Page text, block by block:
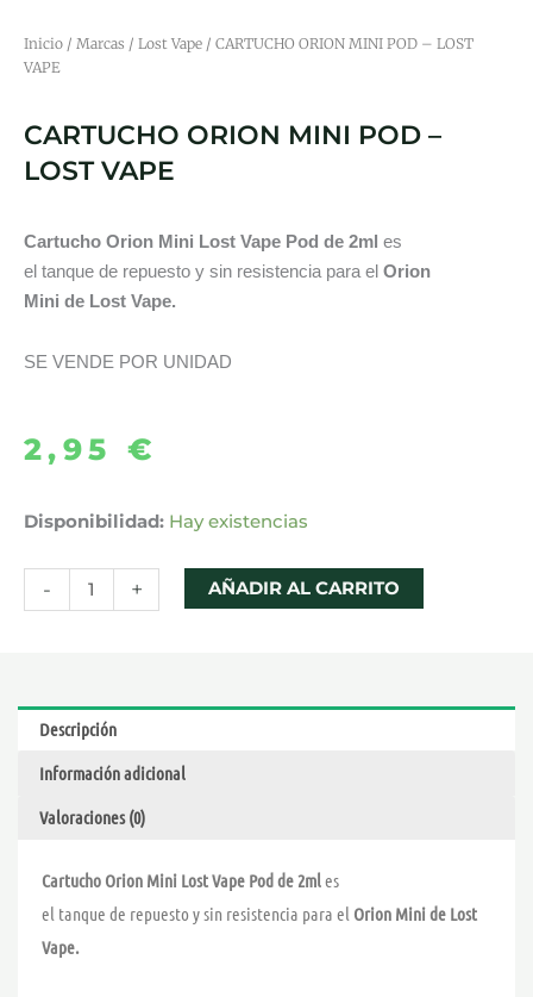
Inicio / Marcas / Lost Vape / CARTUCHO ORION MINI POD – LOST
VAPE
CARTUCHO ORION MINI POD –
LOST VAPE
Cartucho Orion Mini Lost Vape Pod de 2ml es
el tanque de repuesto y sin resistencia para el Orion
Mini de Lost Vape.
SE VENDE POR UNIDAD
2,95 €
Disponibilidad: Hay existencias
-
CARTUCHO
MINI
POD
VAPE
cantidad
+ AÑADIR AL CARRITO
Descripción
Información adicional
Valoraciones (0)
Cartucho Orion Mini Lost Vape Pod de 2mles
el tanque de repuesto y sin resistencia para el Orion Mini de Lost
Vape.